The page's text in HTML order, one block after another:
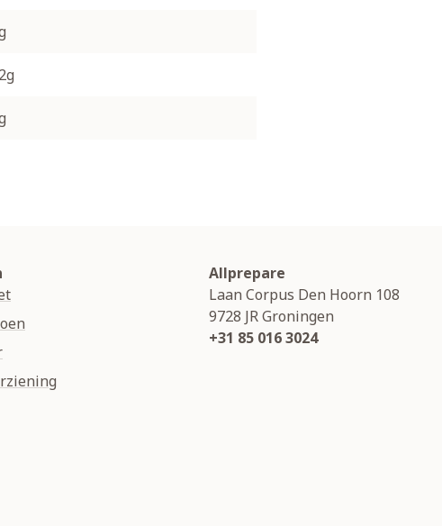
Allprepare
Laan Corpus Den Hoorn 108
9728 JRGroningen
+31 85 016 3024